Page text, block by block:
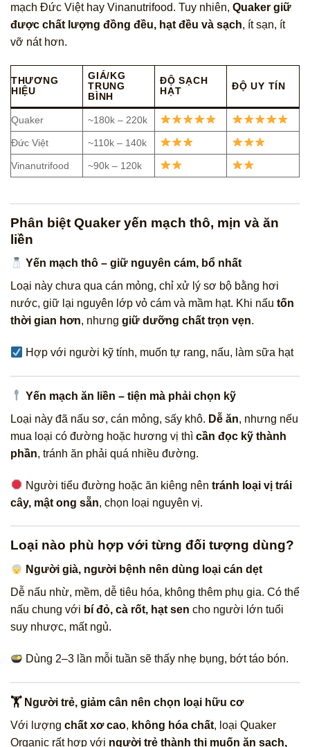
mạch Đức Việt hay Vinanutrifood. Tuy nhiên, Quaker giữ
được chất lượng đồng đều, hạt đều và sạch, ít sạn, ít
vỡ nát hơn.
THƯƠNG
HIỆU
GIÁ/KG
TRUNG
BÌNH
ĐỘ SẠCH
HẠT
ĐỘ UY TÍN
Quaker ~180k – 220k
Đức Việt ~110k – 140k
Vinanutrifood ~90k – 120k
Phân biệt Quaker yến mạch thô, mịn và ăn
liền
Yến mạch thô – giữ nguyên cám, bổ nhất
Loại này chưa qua cán mỏng, chỉ xử lý sơ bộ bằng hơi
nước, giữ lại nguyên lớp vỏ cám và mầm hạt. Khi nấu tốn
thời gian hơn, nhưng giữ dưỡng chất trọn vẹn.
Hợp với người kỹ tính, muốn tự rang, nấu, làm sữa hạt
Yến mạch ăn liền – tiện mà phải chọn kỹ
Loại này đã nấu sơ, cán mỏng, sấy khô. Dễ ăn, nhưng nếu
mua loại có đường hoặc hương vị thì cần đọc kỹ thành
phần, tránh ăn phải quá nhiều đường.
Người tiểu đường hoặc ăn kiêng nêntránh loại vị trái
cây, mật ong sẵn, chọn loại nguyên vị.
Loại nào phù hợp với từng đối tượng dùng?
Người già, người bệnh nên dùng loại cán dẹt
Dễ nấu nhừ, mềm, dễ tiêu hóa, không thêm phụ gia. Có thể
nấu chung với bí đỏ, cà rốt, hạt sen cho người lớn tuổi
suy nhược, mất ngủ.
Dùng 2–3 lần mỗi tuần sẽ thấy nhẹ bụng, bớt táo bón.
🏋️ Người trẻ, giảm cân nên chọn loại hữu cơ
Với lượng chất xơ cao, không hóa chất, loại Quaker
Organic rất hợp với người trẻ thành thị muốn ăn sạch,